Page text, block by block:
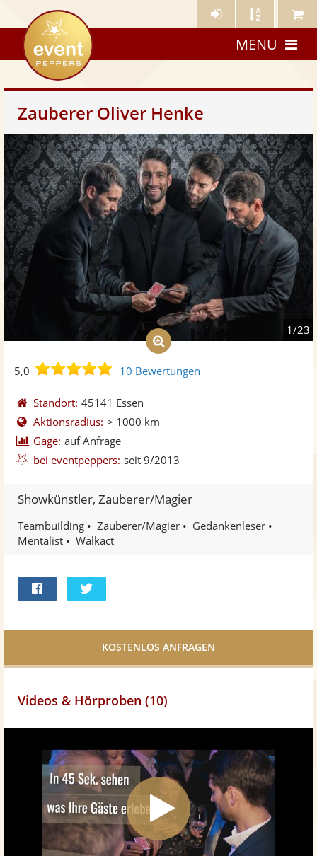
Künstler- Künstler Meine
eventpeppers
MENU
Zauberer Oliver Henke
1/23
5,0
5,0
5
Sternen
10 Bewertungen
Standort: 45141 Essen
Aktionsradius: > 1000 km
Gage: auf Anfrage
bei eventpeppers: seit 9/2013
Showkünstler, Zauberer/Magier
Teambuilding Zauberer/Magier
Gedankenleser
Mentalist
Walkact
Facebook
Videos & Hörproben (10)